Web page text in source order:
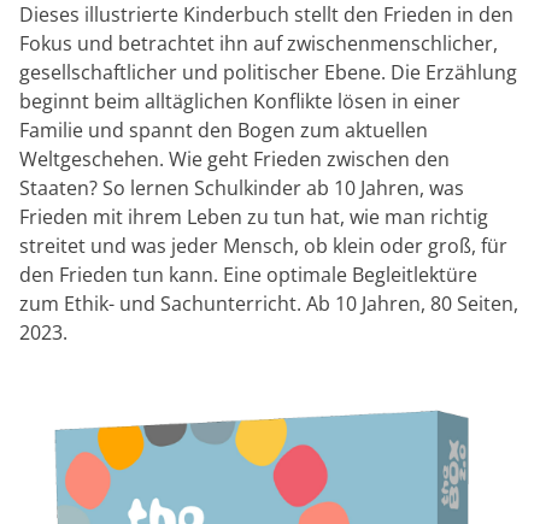
Dieses illustrierte Kinderbuch stellt den Frieden in den
Fokus und betrachtet ihn auf zwischenmenschlicher,
gesellschaftlicher und politischer Ebene. Die Erzählung
beginnt beim alltäglichen Konflikte lösen in einer
Familie und spannt den Bogen zum aktuellen
Weltgeschehen. Wie geht Frieden zwischen den
Staaten? So lernen Schulkinder ab 10 Jahren, was
Frieden mit ihrem Leben zu tun hat, wie man richtig
streitet und was jeder Mensch, ob klein oder groß, für
den Frieden tun kann. Eine optimale Begleitlektüre
zum Ethik- und Sachunterricht. Ab 10 Jahren, 80 Seiten,
2023.